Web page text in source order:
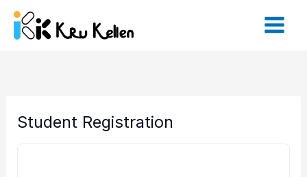
Skip
content
Student Registration